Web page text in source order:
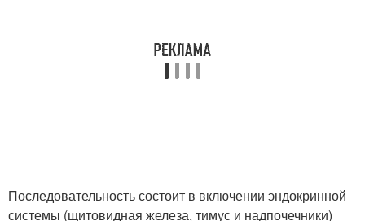
Последовательность состоит в включении эндокринной
системы (щитовидная железа, тимус и надпочечники)